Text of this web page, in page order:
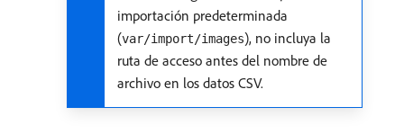
importación predeterminada
(var/import/images), no incluya la
ruta de acceso antes del nombre de
archivo en los datos CSV.